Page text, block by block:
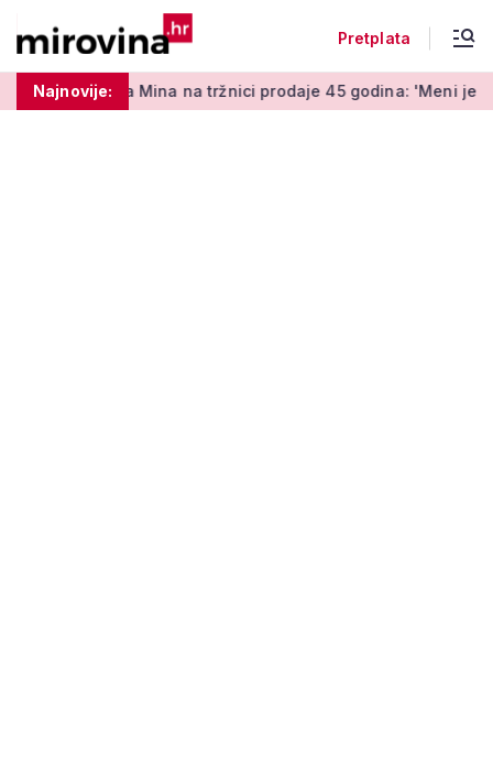
Pretplata
Najnovije:
na tržnici prodaje 45 godina: 'Meni je ovo zabava i